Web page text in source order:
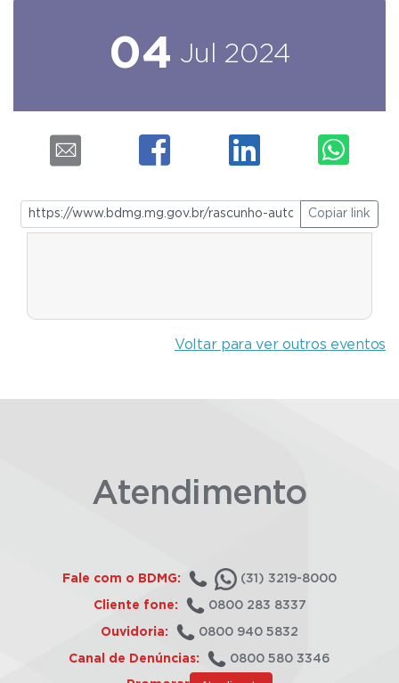
04 Jul 2024
Copiar link
Voltar para ver outros eventos
Atendimento
Fale com o BDMG: (31) 3219-8000
Cliente fone: 0800 283 8337
Ouvidoria: 0800 940 5832
Canal de Denúncias: 0800 580 3346